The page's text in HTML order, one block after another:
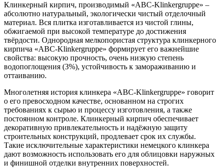
Клинкерный кирпич, производимый «ABC-Klinkergruppe» –
абсолютно натуральный, экологически чистый отделочный
материал. Вся плитка изготавливается из чистой глины,
обжигаемой при высокой температуре до достижения
твёрдости. Однородная мелкопористая структура клинкерного
кирпича «ABC-Klinkergruppe» формирует его важнейшие
свойства: высокую прочность, очень низкую степень
водопоглощения (3%), устойчивость к замораживанию и
оттаиванию.
Многолетняя история клинкера «ABC-Klinkergruppe» говорит
о его превосходном качестве, основанном на строгих
требованиях к сырью и процессу изготовления, а также
постоянном контроле. Клинкерный кирпич обеспечивает
декоративную привлекательность и надёжную защиту
строительных конструкций, продлевает срок их службы.
Такие исключительные характеристики немецкого клинкера
дают возможность использовать его для облицовки наружных
и финишной отделки внутренних поверхностей.